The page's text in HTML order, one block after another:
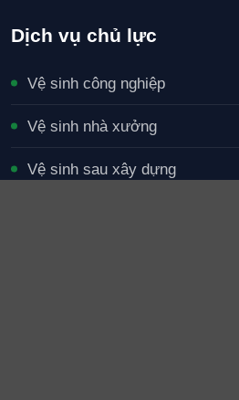
Dịch vụ chủ lực
Vệ sinh công nghiệp
Vệ sinh nhà xưởng
Vệ sinh sau xây dựng